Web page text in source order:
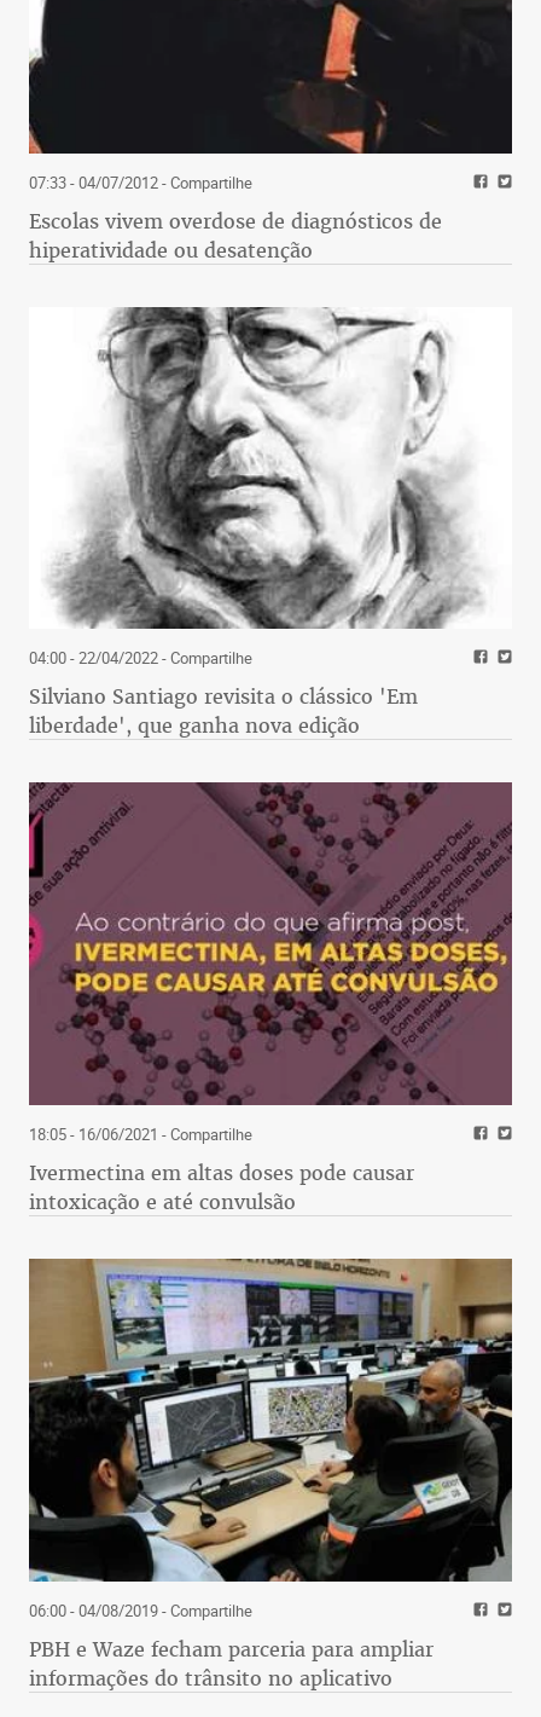
07:33 - 04/07/2012- Compartilhe
Escolas vivem overdose de diagnósticos de
hiperatividade ou desatenção
04:00 - 22/04/2022- Compartilhe
Silviano Santiago revisita o clássico 'Em
liberdade', que ganha nova edição
18:05 - 16/06/2021 - Compartilhe
Ivermectina em altas doses pode causar
intoxicação e até convulsão
06:00 - 04/08/2019- Compartilhe
PBH e Waze fecham parceria para ampliar
informações do trânsito no aplicativo